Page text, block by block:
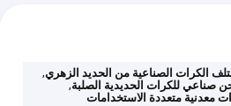
الكرات الصناعية من الحديد الزهري,
صناعي للكرات الحديدية الصلبة,
معدنية متعددة الاستخدامات